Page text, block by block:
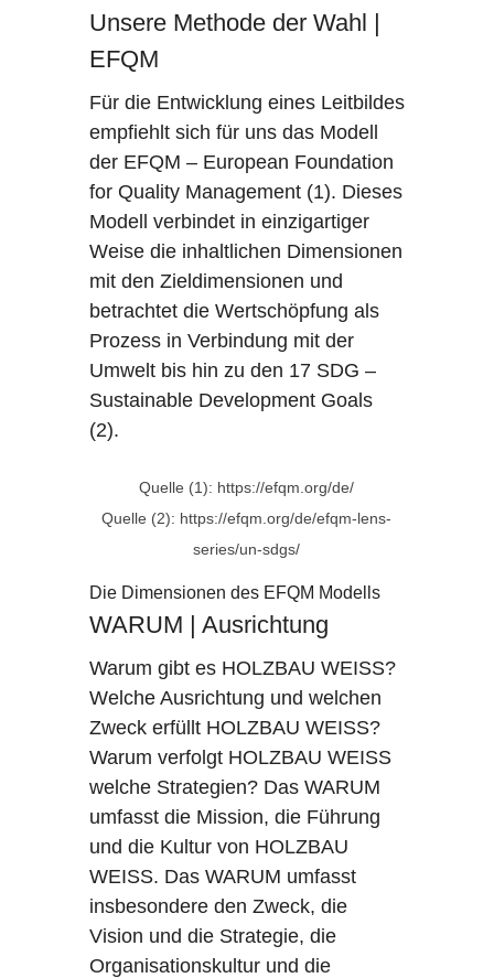
Unsere Methode der Wahl |
EFQM
Für die Entwicklung eines Leitbildes
empfiehlt sich für uns das Modell
der EFQM – European Foundation
for Quality Management (1). Dieses
Modell verbindet in einzigartiger
Weise die inhaltlichen Dimensionen
mit den Zieldimensionen und
betrachtet die Wertschöpfung als
Prozess in Verbindung mit der
Umwelt bis hin zu den 17 SDG –
Sustainable Development Goals
(2).
Quelle (1): https://efqm.org/de/
Quelle (2): https://efqm.org/de/efqm-lens-
series/un-sdgs/
Die Dimensionen des EFQM Modells
WARUM | Ausrichtung
Warum gibt es HOLZBAU WEISS?
Welche Ausrichtung und welchen
Zweck erfüllt HOLZBAU WEISS?
Warum verfolgt HOLZBAU WEISS
welche Strategien? Das WARUM
umfasst die Mission, die Führung
und die Kultur von HOLZBAU
WEISS. Das WARUM umfasst
insbesondere den Zweck, die
Vision und die Strategie, die
Organisationskultur und die